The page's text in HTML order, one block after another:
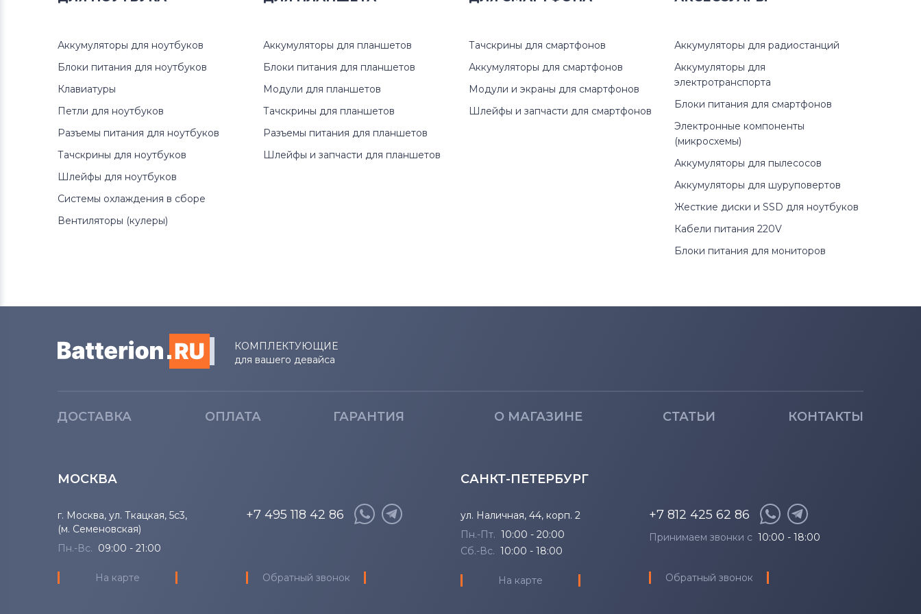
Аккумуляторы для ноутбуков
Аккумуляторы для ноутбуков
Medion
Advent
Аккумуляторы для ноутбуков
Аккумуляторы для ноутбуков
Compaq
Аккумуляторы для ноутбуков
Аккумуляторы для ноутбуков
Все бренды
M Series
NB Series
NS Series
NT Series
Q Series
RC Series
RV Series
NP-Q40
NP-R40
NP-R425
NP-R429
NP-R430
NP-R463
Аккумуляторы для ноутбуков
Блоки питания для ноутбуков
Клавиатуры
Петли для ноутбуков
Разъемы питания для ноутбуков
Тачскрины для ноутбуков
Шлейфы для ноутбуков
Системы охлаждения в сборе
Вентиляторы (кулеры)
Аккумуляторы для планшетов
Блоки питания для планшетов
Модули для планшетов
Тачскрины для планшетов
Разъемы питания для планшетов
Шлейфы и запчасти для планшетов
Тачскрины для смартфонов
Аккумуляторы для смартфонов
Модули и экраны для смартфонов
Шлейфы и запчасти для смартфонов
Аккумуляторы для радиостанций
Аккумуляторы для
электротранспорта
Блоки питания для смартфонов
Электронные компоненты
(микросхемы)
Аккумуляторы для пылесосов
Аккумуляторы для шуруповертов
Жесткие диски и SSD для ноутбуков
Кабели питания 220V
Блоки питания для мониторов
КОМПЛЕКТУЮЩИЕ
для вашего девайса
ДОСТАВКА ОПЛАТА ГАРАНТИЯ О МАГАЗИНЕ СТАТЬИ КОНТАКТЫ
МОСКВА
г. Москва, ул. Ткацкая, 5с3,
(м. Семеновская)
Пн.-Вс. 09:00 - 21:00
На карте
+7 495 118 42 86
Обратный звонок
САНКТ-ПЕТЕРБУРГ
ул. Наличная, 44, корп. 2
Пн.-Пт. 10:00 - 20:00
Сб.-Вс. 10:00 - 18:00
На карте
+7 812 425 62 86
Принимаем звонки с 10:00 - 18:00
Обратный звонок